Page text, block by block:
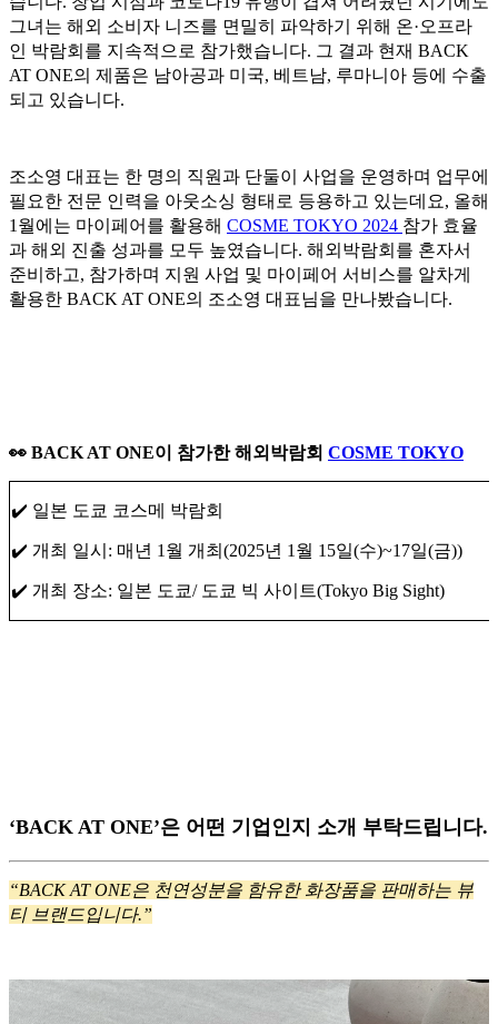
그녀는 해외 소비자 니즈를 면밀히 파악하기 위해 온·오프라
인 박람회를 지속적으로 참가했습니다. 그 결과 현재 BACK
AT ONE의 제품은 남아공과 미국, 베트남, 루마니아 등에 수출
되고 있습니다.
조소영 대표는 한 명의 직원과 단둘이 사업을 운영하며 업무에
필요한 전문 인력을 아웃소싱 형태로 등용하고 있는데요, 올해
1월에는 마이페어를 활용해 COSME TOKYO 2024 참가 효율
과 해외 진출 성과를 모두 높였습니다. 해외박람회를 혼자서
준비하고, 참가하며 지원 사업 및 마이페어 서비스를 알차게
활용한 BACK AT ONE의 조소영 대표님을 만나봤습니다.
👀 BACK AT ONE이 참가한 해외박람회 COSME TOKYO
✔️ 일본 도쿄 코스메 박람회
✔️ 개최 일시: 매년 1월 개최(2025년 1월 15일(수)~17일(금))
✔️ 개최 장소: 일본 도쿄/ 도쿄 빅 사이트(Tokyo Big Sight)
‘BACK AT ONE’은 어떤 기업인지 소개 부탁드립니다.
“BACK AT ONE은 천연성분을 함유한 화장품을 판매하는 뷰
티 브랜드입니다.”